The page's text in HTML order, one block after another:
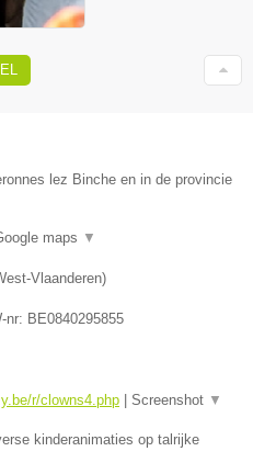
lez Binche en in de provincie
maps ▼
Vlaanderen)
nr: BE0840295855
r/clowns4.php Screenshot ▼
kinderanimaties op talrijke